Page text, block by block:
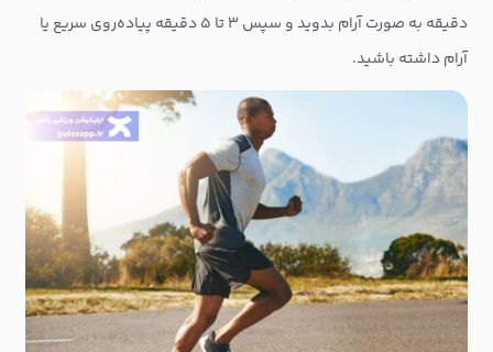
دقیقه به صورت آرام بدوید و سپس ۳ تا ۵ دقیقه پیاده‌روی سریع یا
آرام داشته باشید.